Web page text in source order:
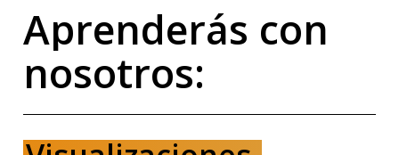
Aprenderás con
nosotros: